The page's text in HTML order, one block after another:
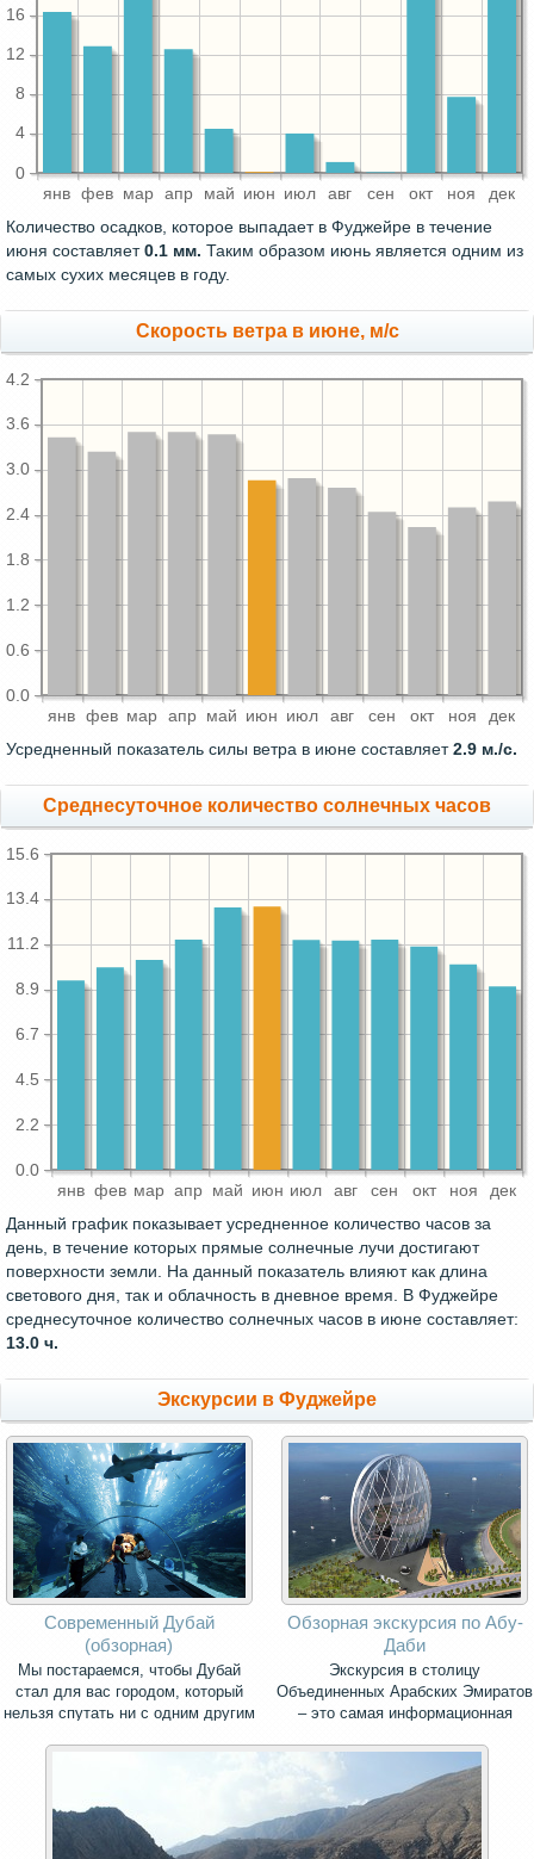
янв фев мар апр май июн июл авг сен окт ноя дек
0
4
8
12
16
Количество осадков, которое выпадает в Фуджейре в течение
июня составляет0.1 мм. Таким образом июнь является одним из
самых сухих месяцев в году.
Скорость ветра в июне, м/с
янв фев мар апр май июн июл авг сен окт ноя дек
0.0
0.6
1.2
1.8
2.4
3.0
3.6
4.2
Усредненный показатель силы ветра в июне составляет2.9 м./с.
Среднесуточное количество солнечных часов
янв фев мар апр май июн июл авг сен окт ноя дек
0.0
2.2
4.5
6.7
8.9
11.2
13.4
15.6
Данный график показывает усредненное количество часов за
день, в течение которых прямые солнечные лучи достигают
поверхности земли. На данный показатель влияют как длина
светового дня, так и облачность в дневное время. В Фуджейре
среднесуточное количество солнечных часов в июне составляет:
13.0 ч.
Экскурсии в Фуджейре
Современный Дубай
(обзорная)
Мы постараемся, чтобы Дубай
стал для вас городом, который
нельзя спутать ни с одним другим
Обзорная экскурсия по Абу-
Даби
Экскурсия в столицу
Объединенных Арабских Эмиратов
– это самая информационная
впечатлениями от знакомства с
главным городом страны и его
окружением.